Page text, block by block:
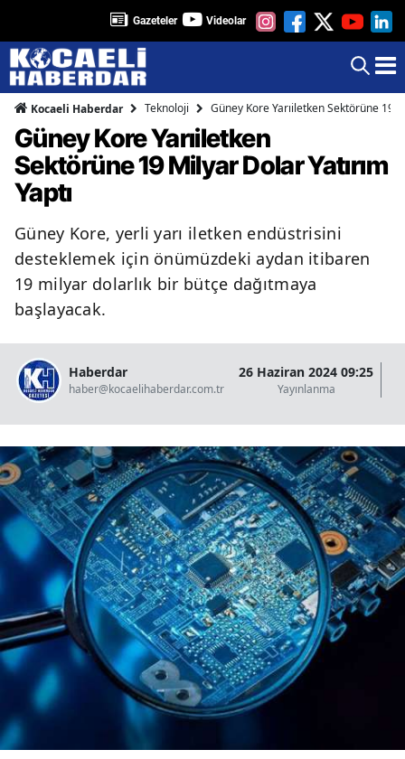
Gazeteler Videolar
Kocaeli Haberdar Teknoloji Güney Kore Yarıiletken Sektörüne 19
Güney Kore Yarıiletken
Sektörüne 19 Milyar Dolar Yatırım
Yaptı
Güney Kore, yerli yarı iletken endüstrisini
desteklemek için önümüzdeki aydan itibaren
19 milyar dolarlık bir bütçe dağıtmaya
başlayacak.
Haberdar
haber@kocaelihaberdar.com.tr
26 Haziran 2024 09:25
Yayınlanma